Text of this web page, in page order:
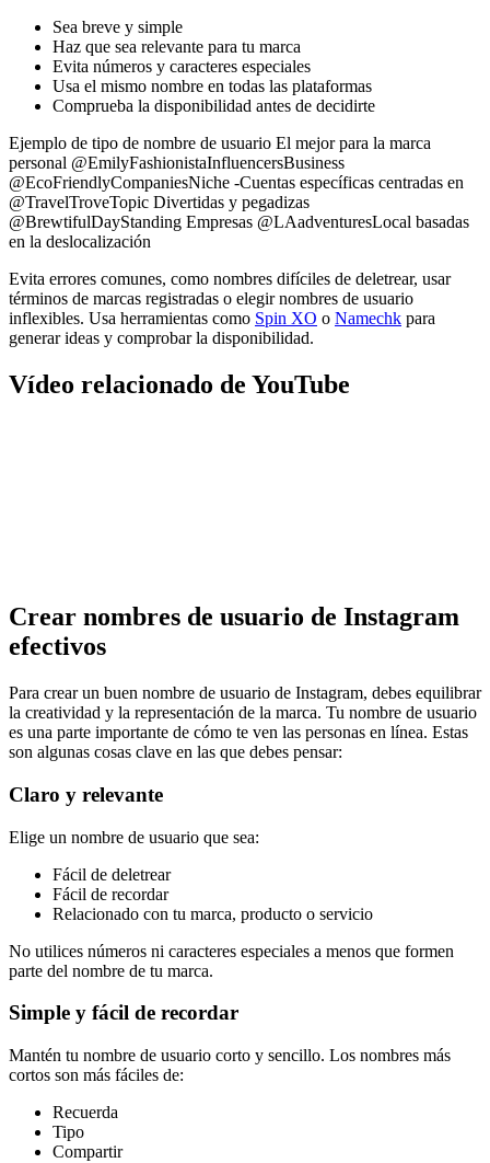
Sea breve y simple
Haz que sea relevante para tu marca
Evita números y caracteres especiales
Usa el mismo nombre en todas las plataformas
Comprueba la disponibilidad antes de decidirte
Ejemplo de tipo de nombre de usuario El mejor para la marca
personal @EmilyFashionistaInfluencersBusiness
@EcoFriendlyCompaniesNiche -Cuentas específicas centradas en
@TravelTroveTopic Divertidas y pegadizas
@BrewtifulDayStanding Empresas @LAadventuresLocal basadas
en la deslocalización
Evita errores comunes, como nombres difíciles de deletrear, usar
términos de marcas registradas o elegir nombres de usuario
inflexibles. Usa herramientas como Spin XO o Namechk para
generar ideas y comprobar la disponibilidad.
Vídeo relacionado de YouTube
Crear nombres de usuario de Instagram
efectivos
Para crear un buen nombre de usuario de Instagram, debes equilibrar
la creatividad y la representación de la marca. Tu nombre de usuario
es una parte importante de cómo te ven las personas en línea. Estas
son algunas cosas clave en las que debes pensar:
Claro y relevante
Elige un nombre de usuario que sea:
Fácil de deletrear
Fácil de recordar
Relacionado con tu marca, producto o servicio
No utilices números ni caracteres especiales a menos que formen
parte del nombre de tu marca.
Simple y fácil de recordar
Mantén tu nombre de usuario corto y sencillo. Los nombres más
cortos son más fáciles de:
Recuerda
Tipo
Compartir